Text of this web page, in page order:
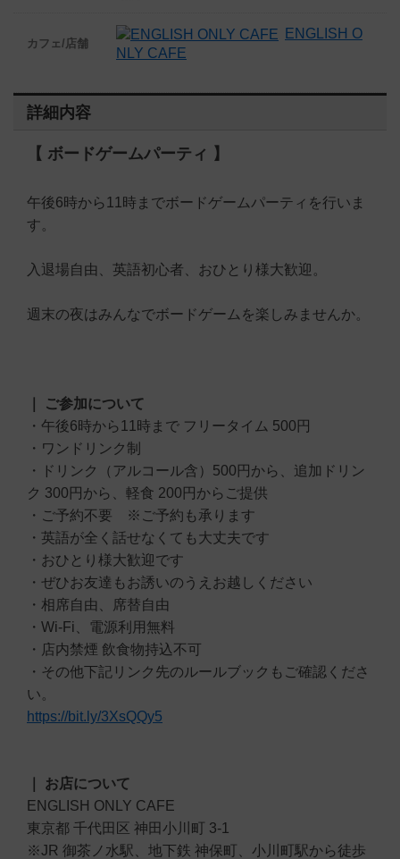
カフェ/店舗
ENGLISH O
NLY CAFE
詳細内容
【 ボードゲームパーティ 】
午後6時から11時までボードゲームパーティを行いま
す。
入退場自由、英語初心者、おひとり様大歓迎。
週末の夜はみんなでボードゲームを楽しみませんか。
｜ ご参加について
・午後6時から11時まで フリータイム 500円
・ワンドリンク制
・ドリンク（アルコール含）500円から、追加ドリン
ク 300円から、軽食 200円からご提供
・ご予約不要 ※ご予約も承ります
・英語が全く話せなくても大丈夫です
・おひとり様大歓迎です
・ぜひお友達もお誘いのうえお越しください
・相席自由、席替自由
・Wi-Fi、電源利用無料
・店内禁煙 飲食物持込不可
・その他下記リンク先のルールブックもご確認くださ
い。
https://bit.ly/3XsQQy5
｜ お店について
ENGLISH ONLY CAFE
東京都 千代田区 神田小川町 3-1
※JR 御茶ノ水駅、地下鉄 神保町、小川町駅から徒歩